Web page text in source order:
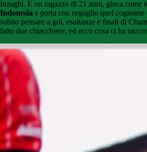
Inzaghi. È un ragazzo di 21 anni, gioca come
Indonesia e porta con orgoglio quel cognome
subito pensare a gol, esultanze e finali di
fatto due chiacchiere, ed ecco cosa ci ha